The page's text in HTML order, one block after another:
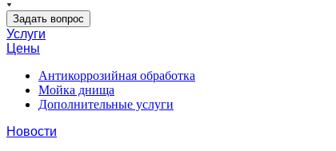
Задать вопрос
Услуги
Цены
Антикоррозийная обработка
Мойка днища
Дополнительные услуги
Новости